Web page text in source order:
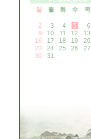
일 월 화 수 목
2
3 4 5 6
9
10 11 12 13
16
17 18 19 20
23
24 25 26 27
30
31